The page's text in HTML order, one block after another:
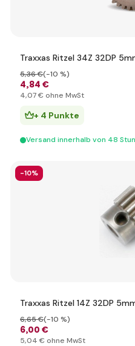
Traxxas Ritzel 34Z 32DP
4,84 €
5,36 €(-10 %)
4,07 € ohne MwSt
+ 4 Punkte
Versand innerhalb von 48
-10%
Traxxas Ritzel 14Z 32DP
6,00 €
6,65 €(-10 %)
5,04 € ohne MwSt